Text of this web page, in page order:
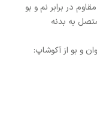
در برابر نم و بو
به بدنه
و بو از آکوشاپ: